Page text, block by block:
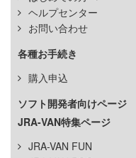
ヘルプセンター
お問い合わせ
各種お手続き
購入申込
ソフト開発者向けページ
JRA-VAN特集ページ
JRA-VAN FUN